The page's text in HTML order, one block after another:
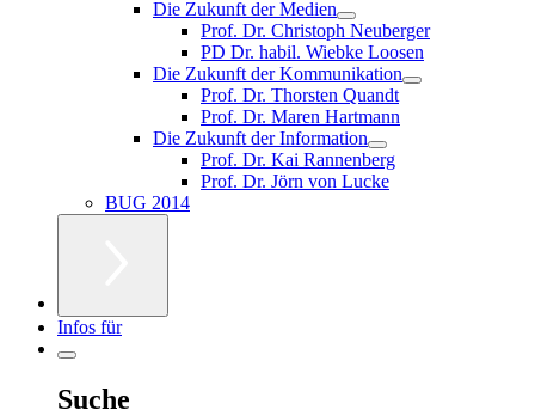
Die Zukunft der Medien
Prof. Dr. Christoph Neuberger
PD Dr. habil. Wiebke Loosen
Die Zukunft der Kommunikation
Prof. Dr. Thorsten Quandt
Prof. Dr. Maren Hartmann
Die Zukunft der Information
Prof. Dr. Kai Rannenberg
Prof. Dr. Jörn von Lucke
BUG 2014
Infos für
Suche